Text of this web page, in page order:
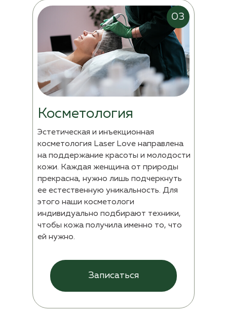
Косметология
Эстетическая и инъекционная
косметология Laser Love направлена
на поддержание красоты и молодости
кожи. Каждая женщина от природы
прекрасна, нужно лишь подчеркнуть
ее естественную уникальность. Для
этого наши косметологи
индивидуально подбирают техники,
чтобы кожа получила именно то, что
ей нужно.
Записаться
03